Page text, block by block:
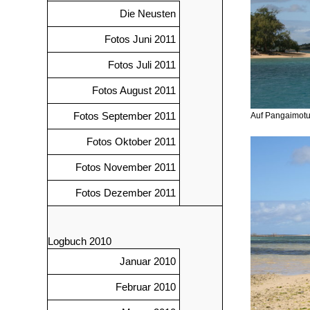
Die Neusten
Fotos Juni 2011
Fotos Juli 2011
Fotos August 2011
Fotos September 2011
Fotos Oktober 2011
Fotos November 2011
Fotos Dezember 2011
Logbuch 2010
Januar 2010
Februar 2010
Auf Pangaimotu